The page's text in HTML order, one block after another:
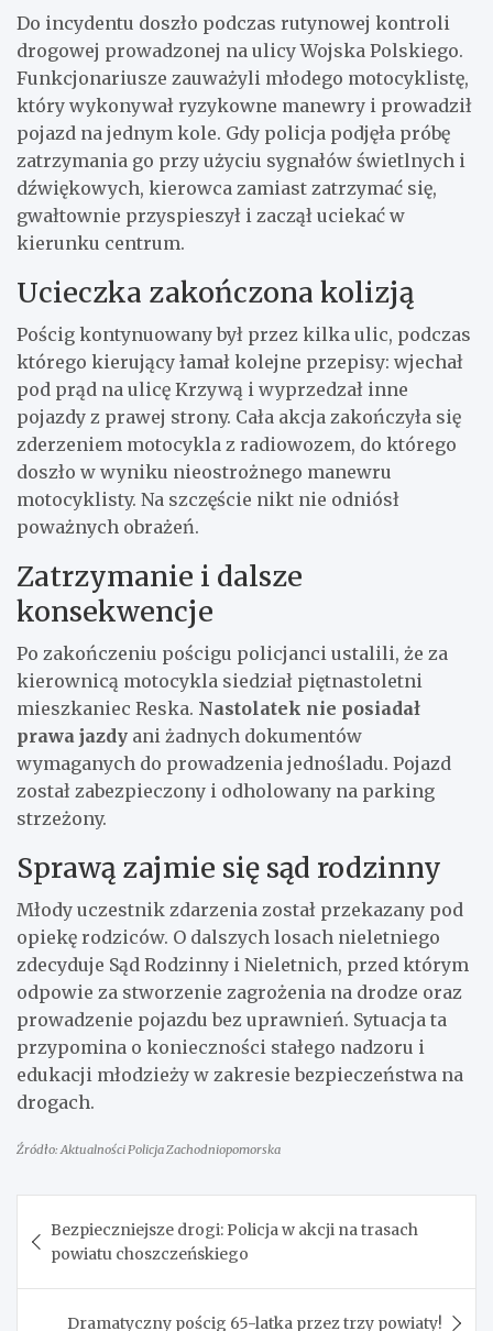
Do incydentu doszło podczas rutynowej kontroli
drogowej prowadzonej na ulicy Wojska Polskiego.
Funkcjonariusze zauważyli młodego motocyklistę,
który wykonywał ryzykowne manewry i prowadził
pojazd na jednym kole. Gdy policja podjęła próbę
zatrzymania go przy użyciu sygnałów świetlnych i
dźwiękowych, kierowca zamiast zatrzymać się,
gwałtownie przyspieszył i zaczął uciekać w
kierunku centrum.
Ucieczka zakończona kolizją
Pościg kontynuowany był przez kilka ulic, podczas
którego kierujący łamał kolejne przepisy: wjechał
pod prąd na ulicę Krzywą i wyprzedzał inne
pojazdy z prawej strony. Cała akcja zakończyła się
zderzeniem motocykla z radiowozem, do którego
doszło w wyniku nieostrożnego manewru
motocyklisty. Na szczęście nikt nie odniósł
poważnych obrażeń.
Zatrzymanie i dalsze
konsekwencje
Po zakończeniu pościgu policjanci ustalili, że za
kierownicą motocykla siedział piętnastoletni
mieszkaniec Reska. Nastolatek nie posiadał
prawa jazdy ani żadnych dokumentów
wymaganych do prowadzenia jednośladu. Pojazd
został zabezpieczony i odholowany na parking
strzeżony.
Sprawą zajmie się sąd rodzinny
Młody uczestnik zdarzenia został przekazany pod
opiekę rodziców. O dalszych losach nieletniego
zdecyduje Sąd Rodzinny i Nieletnich, przed którym
odpowie za stworzenie zagrożenia na drodze oraz
prowadzenie pojazdu bez uprawnień. Sytuacja ta
przypomina o konieczności stałego nadzoru i
edukacji młodzieży w zakresie bezpieczeństwa na
drogach.
Źródło: Aktualności Policja Zachodniopomorska
wpisu
Bezpieczniejsze drogi: Policja w akcji na trasach
powiatu choszczeńskiego
Dramatyczny pościg 65-latka przez trzy powiaty!